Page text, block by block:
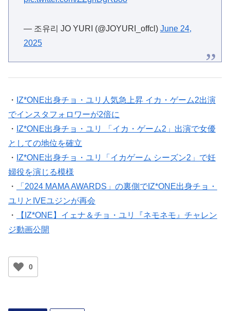
— 조유리 JO YURI (@JOYURI_offcl) June 24,
2025
・ IZ*ONE出身チョ・ユリ人気急上昇 イカ・ゲーム2出演
でインスタフォロワーが2倍に
・ IZ*ONE出身チョ・ユリ 「イカ・ゲーム2」出演で女優
としての地位を確立
・ IZ*ONE出身チョ・ユリ「イカゲーム シーズン2」で妊
婦役を演じる模様
・
「2024 MAMA AWARDS」の裏側でIZ*ONE出身チョ・
ユリとIVEユジンが再会
・
【IZ*ONE】イェナ＆チョ・ユリ『ネモネモ』チャレン
ジ動画公開
0